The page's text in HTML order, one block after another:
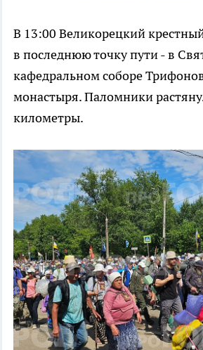
В 13:00 Великорецкий
в последнюю точку пути - в
кафедральном соборе
монастыря. Паломники
километры.